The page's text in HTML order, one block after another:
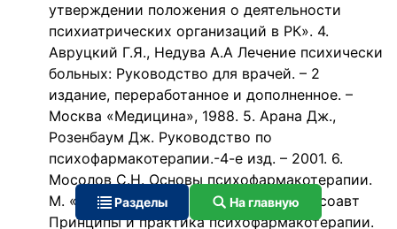
утверждении положения о деятельности
психиатрических организаций в РК». 4.
Авруцкий Г.Я., Недува А.А Лечение психически
больных: Руководство для врачей. – 2
издание, переработанное и дополненное. –
Москва «Медицина», 1988. 5. Арана Дж.,
Розенбаум Дж. Руководство по
психофармакотерапии.-4-е изд. – 2001. 6.
Мосолов С.Н. Основы психофармакотерапии.
М. «Восток» 1996г- 288 с. 7. Яничак и соавт
Принципы и практика психофармакотерапии.
Разделы На главную